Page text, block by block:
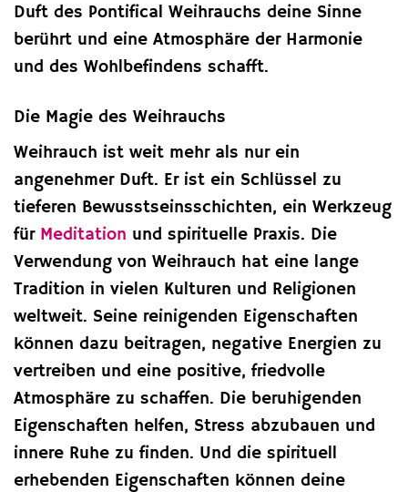
Duft des Pontifical Weihrauchs deine Sinne
berührt und eine Atmosphäre der Harmonie
und des Wohlbefindens schafft.
Die Magie des Weihrauchs
Weihrauch ist weit mehr als nur ein
angenehmer Duft. Er ist ein Schlüssel zu
tieferen Bewusstseinsschichten, ein Werkzeug
für Meditation und spirituelle Praxis. Die
Verwendung von Weihrauch hat eine lange
Tradition in vielen Kulturen und Religionen
weltweit. Seine reinigenden Eigenschaften
können dazu beitragen, negative Energien zu
vertreiben und eine positive, friedvolle
Atmosphäre zu schaffen. Die beruhigenden
Eigenschaften helfen, Stress abzubauen und
innere Ruhe zu finden. Und die spirituell
erhebenden Eigenschaften können deine